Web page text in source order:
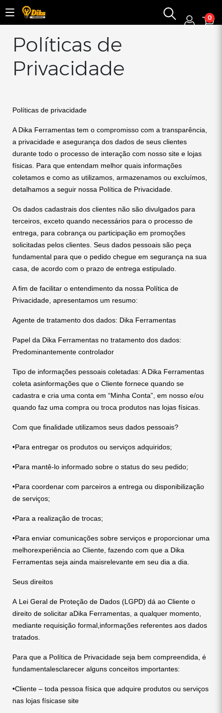
0
Políticas de
Privacidade
Políticas de privacidade
A Dika Ferramentas tem o compromisso com a transparência,
a privacidade e asegurança dos dados de seus clientes
durante todo o processo de interação com nosso site e lojas
físicas. Para que entendam melhor quais informações
coletamos e como as utilizamos, armazenamos ou excluímos,
detalhamos a seguir nossa Política de Privacidade.
Os dados cadastrais dos clientes não são divulgados para
terceiros, exceto quando necessários para o processo de
entrega, para cobrança ou participação em promoções
solicitadas pelos clientes. Seus dados pessoais são peça
fundamental para que o pedido chegue em segurança na sua
casa, de acordo com o prazo de entrega estipulado.
A fim de facilitar o entendimento da nossa Política de
Privacidade, apresentamos um resumo:
Agente de tratamento dos dados: Dika Ferramentas
Papel da Dika Ferramentas no tratamento dos dados:
Predominantemente controlador
Tipo de informações pessoais coletadas: A Dika Ferramentas
coleta asinformações que o Cliente fornece quando se
cadastra e cria uma conta em “Minha Conta”, em nosso e/ou
quando faz uma compra ou troca produtos nas lojas físicas.
Com que finalidade utilizamos seus dados pessoais?
•Para entregar os produtos ou serviços adquiridos;
•Para mantê-lo informado sobre o status do seu pedido;
•Para coordenar com parceiros a entrega ou disponibilização
de serviços;
•Para a realização de trocas;
•Para enviar comunicações sobre serviços e proporcionar uma
melhorexperiência ao Cliente, fazendo com que a Dika
Ferramentas seja ainda maisrelevante em seu dia a dia.
Seus direitos
A Lei Geral de Proteção de Dados (LGPD) dá ao Cliente o
direito de solicitar aDika Ferramentas, a qualquer momento,
mediante requisição formal,informações referentes aos dados
tratados.
Para que a Política de Privacidade seja bem compreendida, é
fundamentalesclarecer alguns conceitos importantes:
•Cliente – toda pessoa física que adquire produtos ou serviços
nas lojas físicase site